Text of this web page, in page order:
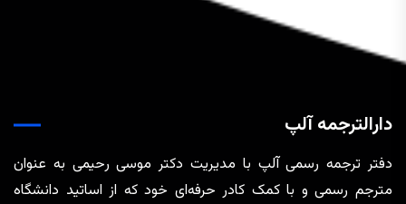
دارالترجمه آلپ
دفتر ترجمه رسمی آلپ با مدیریت دکتر موسی رحیمی به عنوان
مترجم رسمی و با کمک کادر حرفه‌ای خود که از اساتید دانشگاه